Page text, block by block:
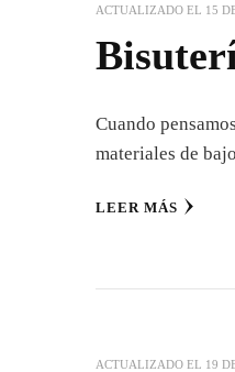
ACTUALIZADO EL 15
Cuando
materiales de
LEER MÁS
ACTUALIZADO EL 19